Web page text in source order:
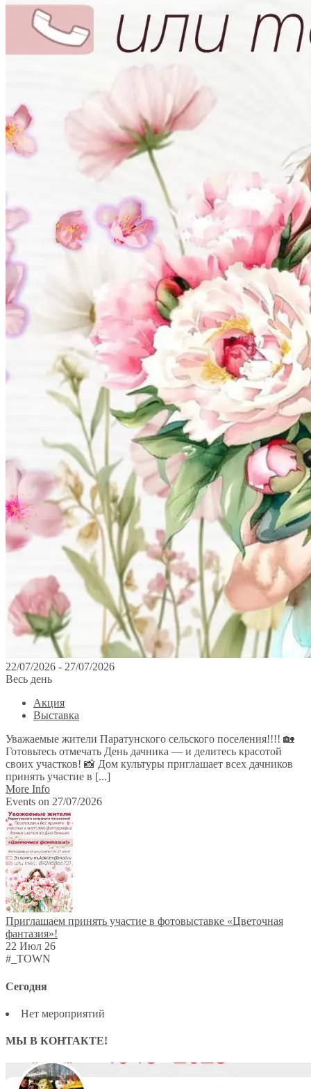
22/07/2026 - 27/07/2026
Весь день
Акция
Выставка
Уважаемые жители Паратунского сельского поселения!!!! 🏡
Готовьтесь отмечать День дачника — и делитесь красотой
своих участков! 📸 Дом культуры приглашает всех дачников
принять участие в [...]
More Info
Events on 27/07/2026
Приглашаем принять участие в фотовыставке «Цветочная
фантазия»!
22 Июл 26
#_TOWN
Сегодня
Нет мероприятий
МЫ В КОНТАКТЕ!